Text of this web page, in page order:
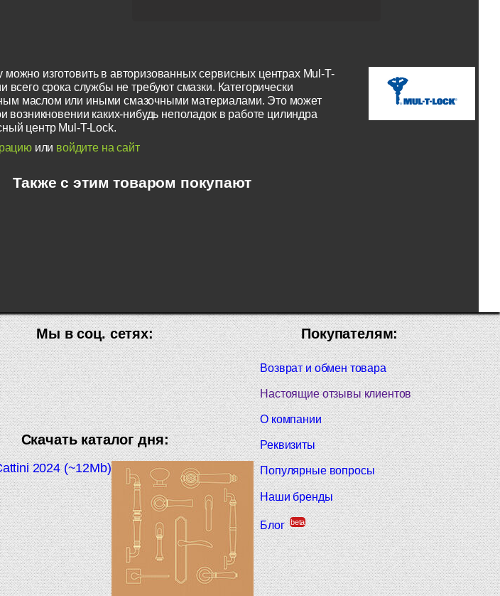
изготовить в авторизованных сервисных центрах Mul-T-
срока службы не требуют смазки. Категорически
маслом или иными смазочными материалами. Это может
возникновении каких-нибудь неполадок в работе цилиндра
центр Mul-T-Lock.
или войдите на сайт
Также с этим товаром покупают
Покупателям:
Возврат и обмен товара
Настоящие отзывы клиентов
О компании
Реквизиты
Популярные вопросы
Наши бренды
Блог beta
Мы в соц. сетях:
Скачать каталог дня:
2024 (~12Mb)